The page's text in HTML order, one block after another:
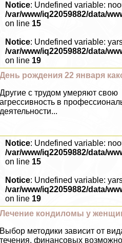
Notice: Undefined variable:
/var/www/iq22059882/data/
on line 15
Notice: Undefined variable:
/var/www/iq22059882/data/
on line 19
День рождения 22 января
Другие с трудом умеряют свою
агрессивность в
деятельности...
Notice: Undefined variable:
/var/www/iq22059882/data/
on line 15
Notice: Undefined variable:
/var/www/iq22059882/data/
on line 19
Лечение кондиломы у
Выбор методики зависит от
течения, финансовых